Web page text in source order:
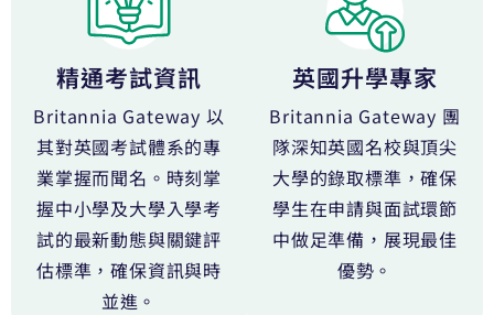
精通考試資訊
Britannia Gateway 以
其對英國考試體系的專
業掌握而聞名。時刻掌
握中小學及大學入學考
試的最新動態與關鍵評
估標準，確保資訊與時
並進。
英國升學專家
Britannia Gateway 團
隊深知英國名校與頂尖
大學的錄取標準，確保
學生在申請與面試環節
中做足準備，展現最佳
優勢。